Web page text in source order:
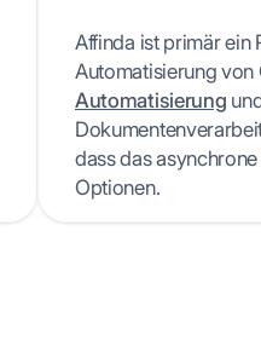
Affinda ist primär ein
Automatisierung von
Automatisierung
dass das
Optionen.